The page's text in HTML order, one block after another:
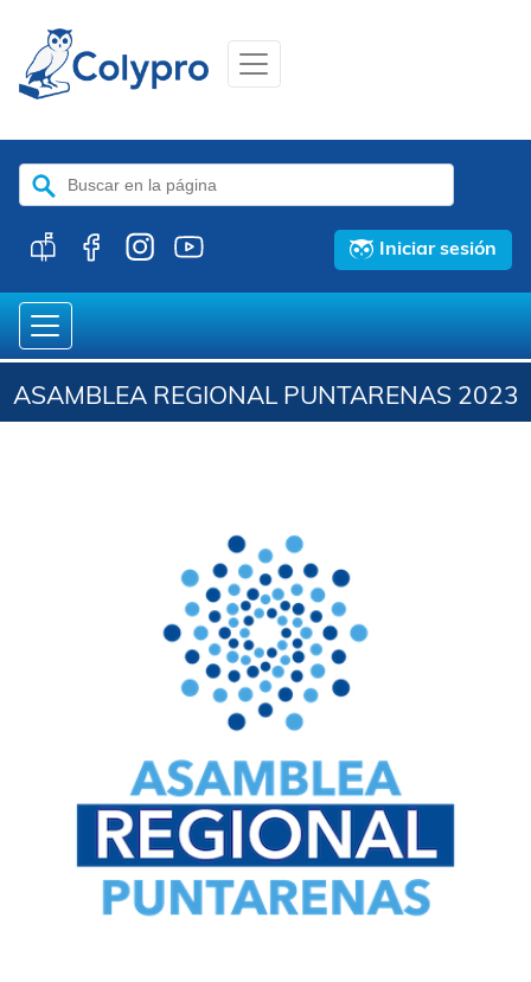
Buscar:
Iniciar sesión
ASAMBLEA REGIONAL PUNTARENAS 2023